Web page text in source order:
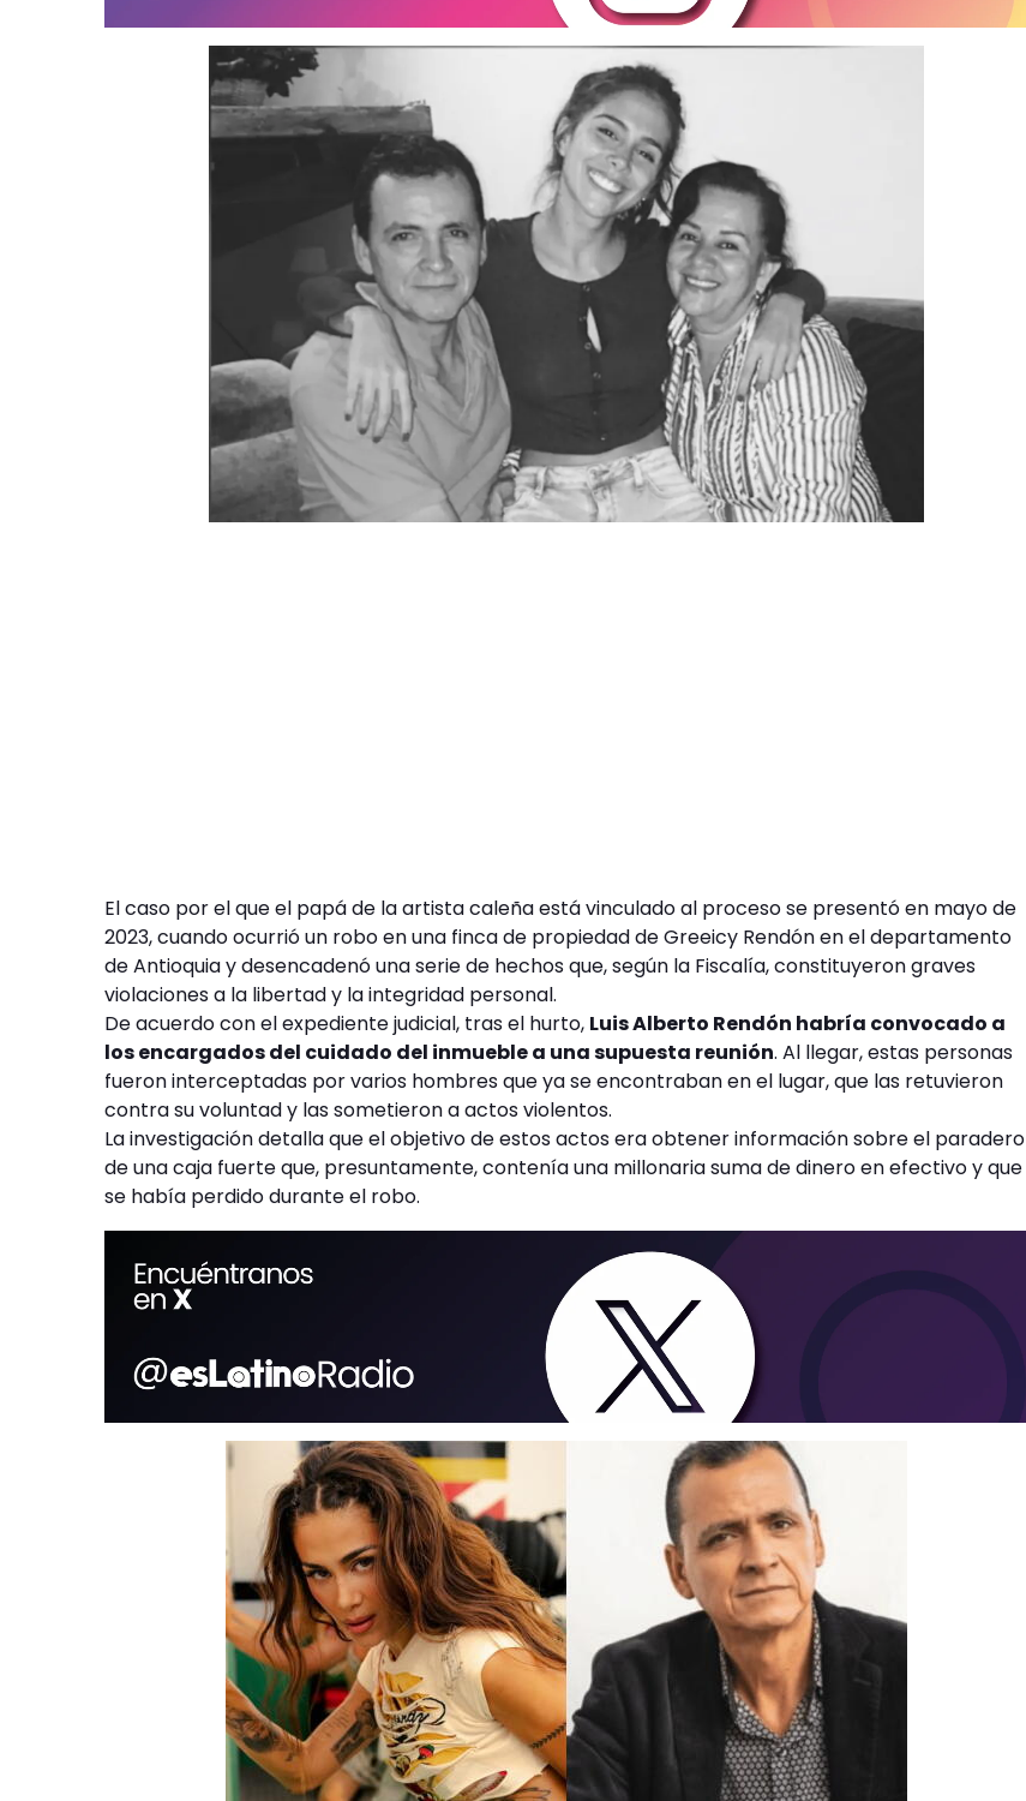
El caso por el que el papá de la artista caleña está vinculado al proceso se presentó en mayo de
2023, cuando ocurrió un robo en una finca de propiedad de Greeicy Rendón en el departamento
de Antioquia y desencadenó una serie de hechos que, según la Fiscalía, constituyeron graves
violaciones a la libertad y la integridad personal.
De acuerdo con el expediente judicial, tras el hurto, Luis Alberto Rendón habría convocado a
los encargados del cuidado del inmueble a una supuesta reunión. Al llegar, estas personas
fueron interceptadas por varios hombres que ya se encontraban en el lugar, que las retuvieron
contra su voluntad y las sometieron a actos violentos.
La investigación detalla que el objetivo de estos actos era obtener información sobre el paradero
de una caja fuerte que, presuntamente, contenía una millonaria suma de dinero en efectivo y que
se había perdido durante el robo.